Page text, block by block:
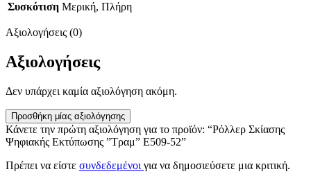
Συσκότιση Μερική, Πλήρη
Αξιολογήσεις (0)
Αξιολογήσεις
Δεν υπάρχει καμία αξιολόγηση ακόμη.
Προσθήκη μίας αξιολόγησης
Κάνετε την πρώτη αξιολόγηση για το προϊόν: “Ρόλλερ Σκίασης
Ψηφιακής Εκτύπωσης ”Τραμ” Ε509-52”
Πρέπει να είστε συνδεδεμένοι για να δημοσιεύσετε μια κριτική.